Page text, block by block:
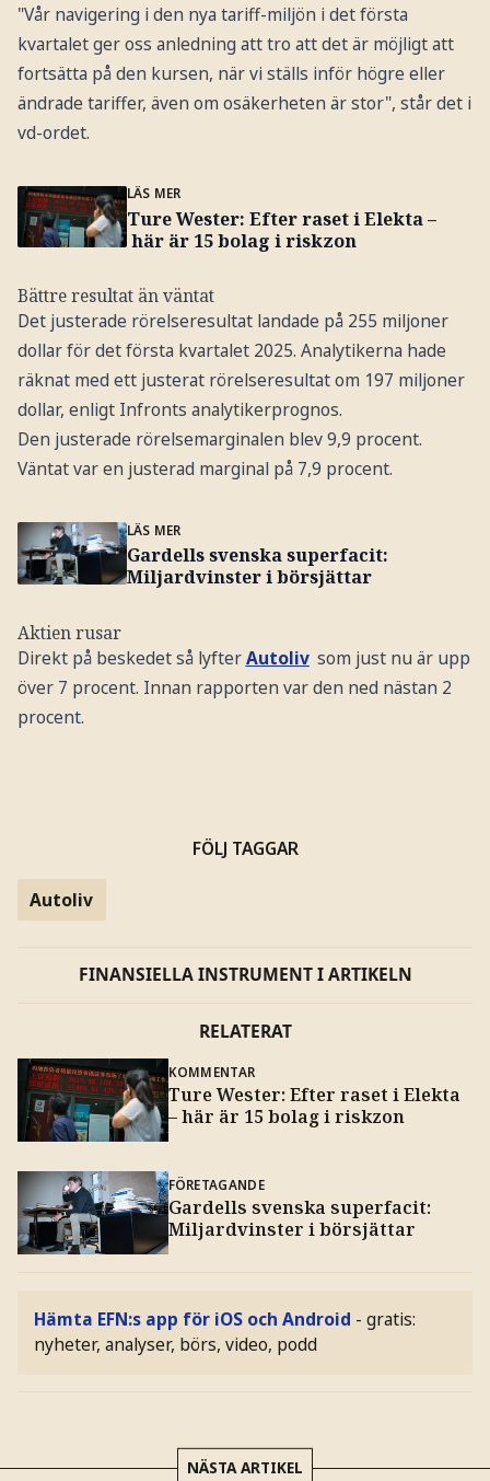
"Vår navigering i den nya tariff-miljön i det första
kvartalet ger oss anledning att tro att det är möjligt att
fortsätta på den kursen, när vi ställs inför högre eller
ändrade tariffer, även om osäkerheten är stor", står det i
vd-ordet.
LÄS MER
Ture Wester: Efter raset i Elekta –
här är 15 bolag i riskzon
Bättre resultat än väntat
Det justerade rörelseresultat landade på 255 miljoner
dollar för det första kvartalet 2025. Analytikerna hade
räknat med ett justerat rörelseresultat om 197 miljoner
dollar, enligt Infronts analytikerprognos.
Den justerade rörelsemarginalen blev 9,9 procent.
Väntat var en justerad marginal på 7,9 procent.
LÄS MER
Gardells svenska superfacit:
Miljardvinster i börsjättar
Aktien rusar
Direkt på beskedet så lyfterAutoliv som just nu är upp
över 7 procent. Innan rapporten var den ned nästan 2
procent.
FÖLJ TAGGAR
Autoliv
FINANSIELLA INSTRUMENT I ARTIKELN
RELATERAT
KOMMENTAR
Ture Wester: Efter raset i Elekta
– här är 15 bolag i riskzon
FÖRETAGANDE
Gardells svenska superfacit:
Miljardvinster i börsjättar
Hämta EFN:s app för iOS och Android - gratis:
nyheter, analyser, börs, video, podd
NÄSTA ARTIKEL